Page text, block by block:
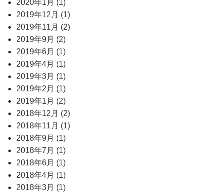
2020年1月 (1)
2019年12月 (1)
2019年11月 (2)
2019年9月 (2)
2019年6月 (1)
2019年4月 (1)
2019年3月 (1)
2019年2月 (1)
2019年1月 (2)
2018年12月 (2)
2018年11月 (1)
2018年9月 (1)
2018年7月 (1)
2018年6月 (1)
2018年4月 (1)
2018年3月 (1)